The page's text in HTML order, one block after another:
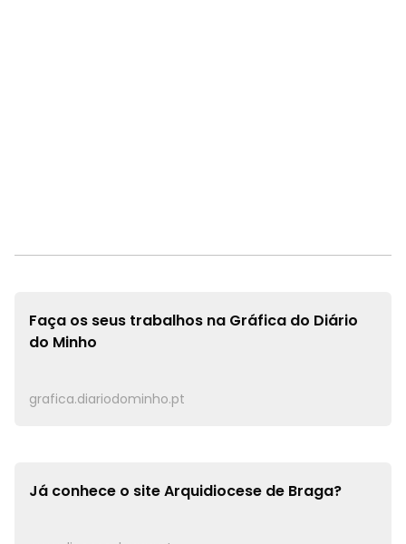
Faça os seus trabalhos na Gráfica do Diário
do Minho
grafica.diariodominho.pt
Já conhece o siteArquidiocese de Braga?